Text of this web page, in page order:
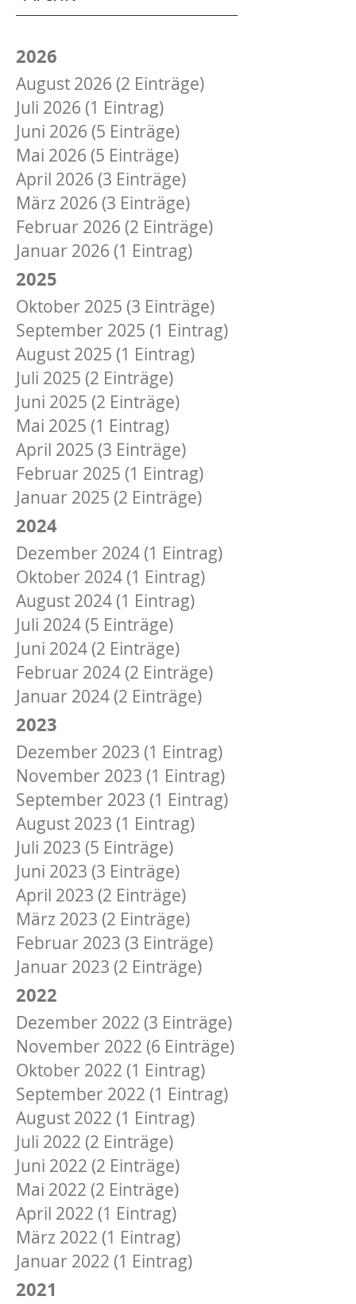
2026
August 2026 (2 Einträge)
Juli 2026 (1 Eintrag)
Juni 2026 (5 Einträge)
Mai 2026 (5 Einträge)
April 2026 (3 Einträge)
März 2026 (3 Einträge)
Februar 2026 (2 Einträge)
Januar 2026 (1 Eintrag)
2025
Oktober 2025 (3 Einträge)
September 2025 (1 Eintrag)
August 2025 (1 Eintrag)
Juli 2025 (2 Einträge)
Juni 2025 (2 Einträge)
Mai 2025 (1 Eintrag)
April 2025 (3 Einträge)
Februar 2025 (1 Eintrag)
Januar 2025 (2 Einträge)
2024
Dezember 2024 (1 Eintrag)
Oktober 2024 (1 Eintrag)
August 2024 (1 Eintrag)
Juli 2024 (5 Einträge)
Juni 2024 (2 Einträge)
Februar 2024 (2 Einträge)
Januar 2024 (2 Einträge)
2023
Dezember 2023 (1 Eintrag)
November 2023 (1 Eintrag)
September 2023 (1 Eintrag)
August 2023 (1 Eintrag)
Juli 2023 (5 Einträge)
Juni 2023 (3 Einträge)
April 2023 (2 Einträge)
März 2023 (2 Einträge)
Februar 2023 (3 Einträge)
Januar 2023 (2 Einträge)
2022
Dezember 2022 (3 Einträge)
November 2022 (6 Einträge)
Oktober 2022 (1 Eintrag)
September 2022 (1 Eintrag)
August 2022 (1 Eintrag)
Juli 2022 (2 Einträge)
Juni 2022 (2 Einträge)
Mai 2022 (2 Einträge)
April 2022 (1 Eintrag)
März 2022 (1 Eintrag)
Januar 2022 (1 Eintrag)
2021